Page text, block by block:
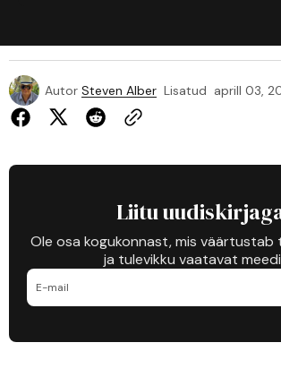
Autor Steven Alber Lisatud aprill 03,
Liitu
Ole osa kogukonnast, mis väärtustab
ja tulevikku vaatavat